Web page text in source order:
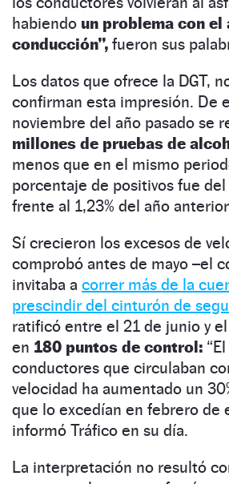
habiendo un problema con el
conducción”, fueron sus
Los datos que ofrece la DGT,
confirman esta impresión. De
noviembre del año pasado se
millones de pruebas de
menos que en el mismo
porcentaje de positivos fue del
frente al 1,23% del año
Sí crecieron los excesos de
comprobó antes de mayo –el
invitaba a correr más de la
prescindir del cinturón de
ratificó entre el 21 de junio y
en 180 puntos de control:
conductores que circulaban
velocidad ha aumentado un
que lo excedían en febrero de
informó Tráfico en su día.
La interpretación no resultó